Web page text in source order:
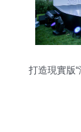
打造現實版